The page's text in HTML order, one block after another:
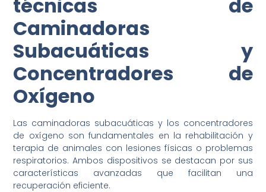
técnicas de
Caminadoras
Subacuáticas y
Concentradores de
Oxígeno
Las caminadoras subacuáticas y los concentradores
de oxígeno son fundamentales en la rehabilitación y
terapia de animales con lesiones físicas o problemas
respiratorios. Ambos dispositivos se destacan por sus
características avanzadas que facilitan una
recuperación eficiente.